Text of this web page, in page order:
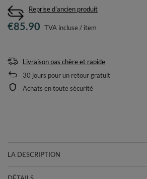
Reprise d'ancien produit
€85.90 TVA incluse/ item
Livraison pas chère et rapide
30 jours pour un retour gratuit
Achats en toute sécurité
LA DESCRIPTION